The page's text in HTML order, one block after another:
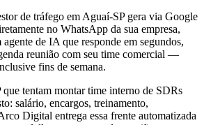
de tráfego em Aguaí-SP gera via Google
no WhatsApp da sua empresa,
de IA que responde em segundos,
reunião com seu time comercial —
fins de semana.
que tentam montar time interno de SDRs
salário, encargos, treinamento,
Digital entrega essa frente automatizada